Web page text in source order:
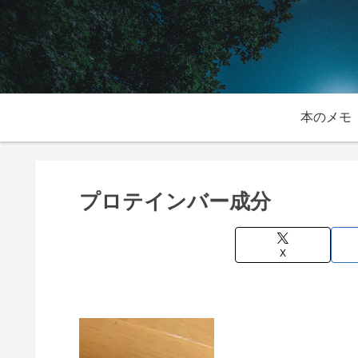
本のメモ
プロテインバー成分
X